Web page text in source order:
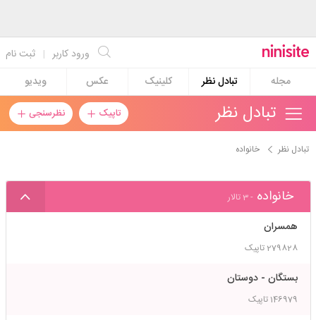
ثبت نام | ورود کاربر
مجله
تبادل نظر کلینیک عکس ویدیو
تاپیک نظرسنجی تبادل نظر
تبادل نظر خانواده
خانواده - 3 تالار
همسران
279828 تاپیک
بستگان - دوستان
146979 تاپیک